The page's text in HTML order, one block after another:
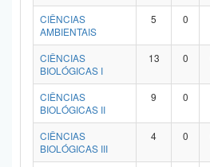
CIÊNCIAS
AMBIENTAIS
5 0
CIÊNCIAS
BIOLÓGICAS I
13 0
CIÊNCIAS
BIOLÓGICAS II
9 0
CIÊNCIAS
BIOLÓGICAS III
4 0